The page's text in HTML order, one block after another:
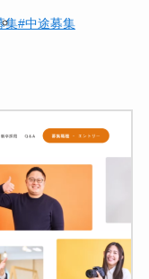
集#中途募集